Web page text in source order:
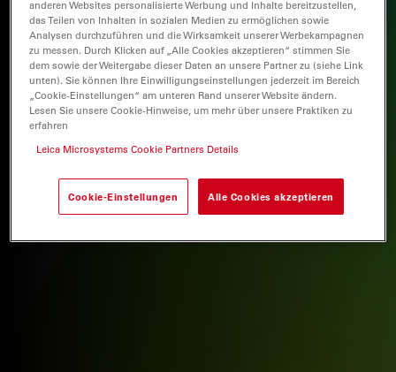
anderen Websites personalisierte Werbung und Inhalte bereitzustellen,
das Teilen von Inhalten in sozialen Medien zu ermöglichen sowie
Analysen durchzuführen und die Wirksamkeit unserer Werbekampagnen
zu messen. Durch Klicken auf „Alle Cookies akzeptieren“ stimmen Sie
dem sowie der Weitergabe dieser Daten an unsere Partner zu (siehe Link
unten). Sie können Ihre Einwilligungseinstellungen jederzeit im Bereich
„Cookie-Einstellungen“ am unteren Rand unserer Website ändern.
Lesen Sie unsere Cookie-Hinweise, um mehr über unsere Praktiken zu
erfahren
Leica Microsystems Cookie Partners Details
Cookie-Einstellungen Alle Cookies akzeptieren